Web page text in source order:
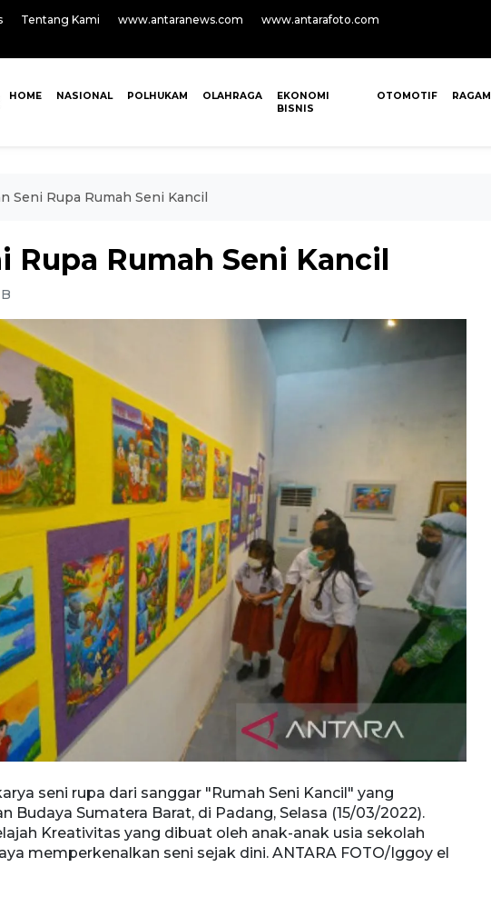
Tentang Kami www.antaranews.com
www.antarafoto.com
HOME NASIONAL POLHUKAM OLAHRAGA
EKONOMI
BISNIS
OTOMOTIF RAGAM
Seni Rupa Rumah Seni Kancil
Rupa Rumah Seni Kancil
seni rupa dari sanggar "Rumah Seni Kancil" yang
Budaya Sumatera Barat, di Padang, Selasa (15/03/2022).
Kreativitas yang dibuat oleh anak-anak usia sekolah
memperkenalkan seni sejak dini. ANTARA FOTO/Iggoy el